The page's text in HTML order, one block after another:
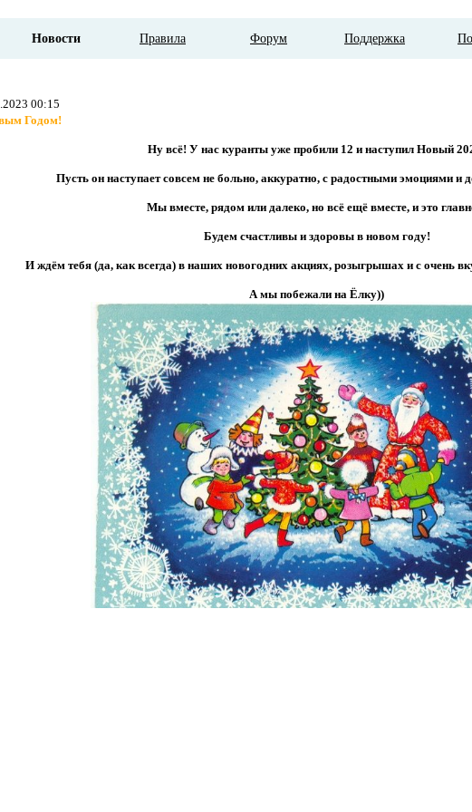
Новости Правила Форум Поддержка
00:15
Годом!
Ну всё! У нас куранты уже пробили 12 и наступил Новый
Пусть он наступает совсем не больно, аккуратно, с радостными эмоциями и
Мы вместе, рядом или далеко, но всё ещё вместе, и это
Будем счастливы и здоровы в новом году!
И ждём тебя (да, как всегда) в наших новогодних акциях, розыгрышах и с очень
А мы побежали на Ёлку))